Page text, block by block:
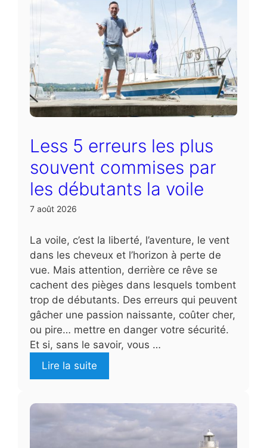
Less 5 erreurs les plus
souvent commises par
les débutants la voile
7 août 2026
La voile, c’est la liberté, l’aventure, le vent
dans les cheveux et l’horizon à perte de
vue. Mais attention, derrière ce rêve se
cachent des pièges dans lesquels tombent
trop de débutants. Des erreurs qui peuvent
gâcher une passion naissante, coûter cher,
ou pire… mettre en danger votre sécurité.
Et si, sans le savoir, vous …
Lire la suite